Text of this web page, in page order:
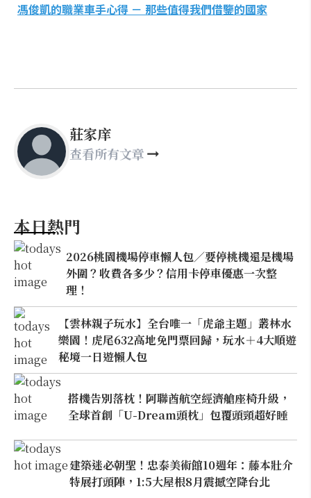
馮俊凱的職業車手心得 － 那些值得我們借鑒的國家
莊家庠
查看所有文章
本日熱門
2026桃園機場停車懶人包／要停桃機還是機場
外圍？收費各多少？信用卡停車優惠一次整
理！
【雲林親子玩水】全台唯一「虎爺主題」叢林水
樂園！虎尾632高地免門票回歸，玩水＋4大順遊
秘境一日遊懶人包
搭機告別落枕！阿聯酋航空經濟艙座椅升級，
全球首創「U-Dream頭枕」包覆頭頸超好睡
建築迷必朝聖！忠泰美術館10週年：藤本壯介
特展打頭陣，1:5大屋根8月震撼空降台北